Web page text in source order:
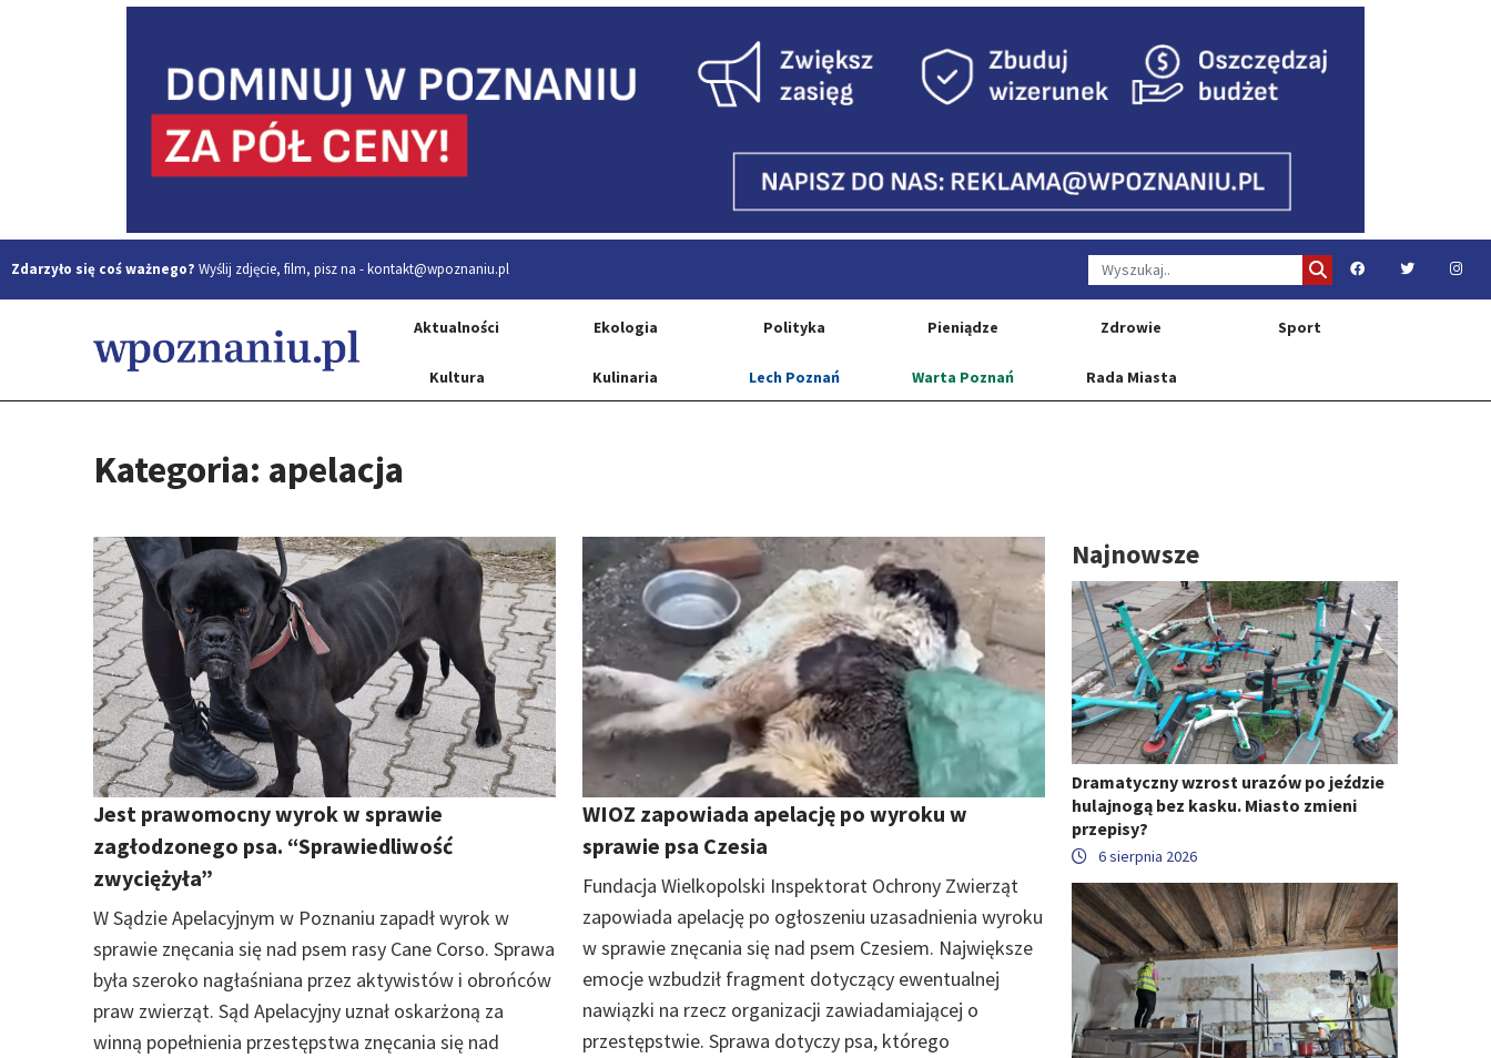
Zdarzyło się coś ważnego? Wyślij zdjęcie, film, pisz na -kontakt@wpoznaniu.pl
Aktualności Ekologia Polityka Pieniądze Zdrowie Sport
Kultura Kulinaria Lech Poznań Warta Poznań Rada Miasta
Kategoria: apelacja
Jest prawomocny wyrok w sprawie
zagłodzonego psa. “Sprawiedliwość
zwyciężyła”
W Sądzie Apelacyjnym w Poznaniu zapadł wyrok w
sprawie znęcania się nad psem rasy Cane Corso. Sprawa
była szeroko nagłaśniana przez aktywistów i obrońców
praw zwierząt. Sąd Apelacyjny uznał oskarżoną za
winną popełnienia przestępstwa znęcania się nad
WIOZ zapowiada apelację po wyroku w
sprawie psa Czesia
Fundacja Wielkopolski Inspektorat Ochrony Zwierząt
zapowiada apelację po ogłoszeniu uzasadnienia wyroku
w sprawie znęcania się nad psem Czesiem. Największe
emocje wzbudził fragment dotyczący ewentualnej
nawiązki na rzecz organizacji zawiadamiającej o
przestępstwie. Sprawa dotyczy psa, którego
Najnowsze
Dramatyczny wzrost urazów po jeździe
hulajnogą bez kasku. Miasto zmieni
przepisy?
6 sierpnia 2026